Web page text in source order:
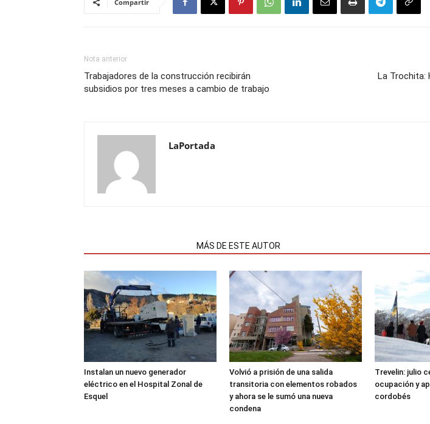
Compartir
Nota anterior
Trabajadores de la construcción recibirán
subsidios por tres meses a cambio de trabajo
La Trochita:
LaPortada
MÁS DE ESTE AUTOR
Instalan un nuevo generador
eléctrico en el Hospital Zonal de
Esquel
Volvió a prisión de una salida
transitoria con elementos robados
y ahora se le sumó una nueva
condena
Trevelin: julio
ocupación y
cordobés